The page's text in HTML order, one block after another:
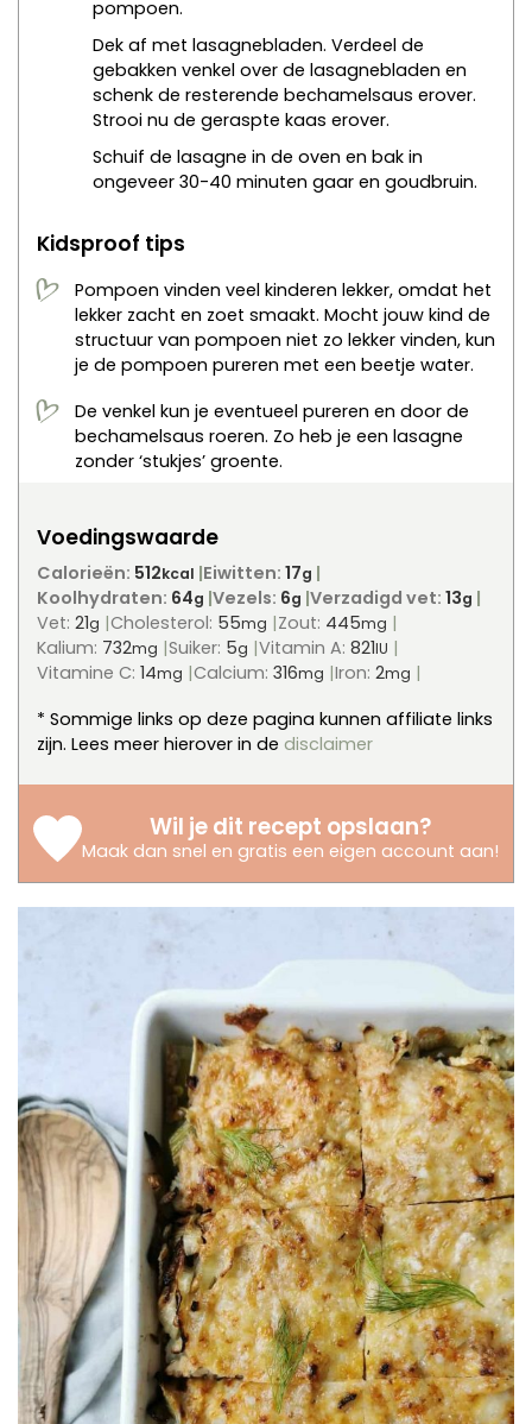
pompoen.
Dek af met lasagnebladen. Verdeel de
gebakken venkel over de lasagnebladen en
schenk de resterende bechamelsaus erover.
Strooi nu de geraspte kaas erover.
Schuif de lasagne in de oven en bak in
ongeveer 30-40 minuten gaar en goudbruin.
Kidsproof tips
Pompoen vinden veel kinderen lekker, omdat het
lekker zacht en zoet smaakt. Mocht jouw kind de
structuur van pompoen niet zo lekker vinden, kun
je de pompoen pureren met een beetje water.
De venkel kun je eventueel pureren en door de
bechamelsaus roeren. Zo heb je een lasagne
zonder ‘stukjes’ groente.
Voedingswaarde
Calorieën: 512kcal
Koolhydraten: 64g
Eiwitten: 17g
Vet: 21g
Verzadigd vet: 13g
Cholesterol: 55mg Zout: 445mg
Kalium: 732mg
Vezels: 6g
Suiker: 5g Vitamin A: 821IU
Vitamine C: 14mg Calcium: 316mg Iron: 2mg
* Sommige links op deze pagina kunnen affiliate links
zijn. Lees meer hierover in de
disclaimer
Wil je dit recept opslaan?
Maak dan snel en gratis een eigen account aan!